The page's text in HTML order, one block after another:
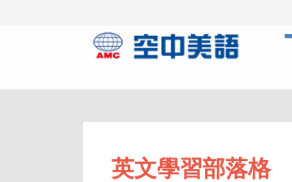
英文學習部落格